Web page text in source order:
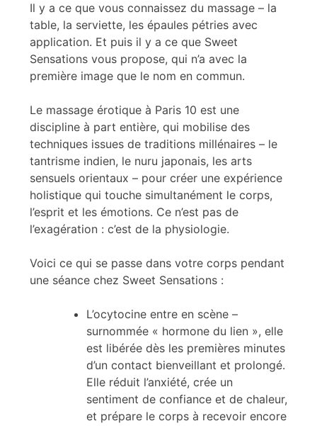
Il y a ce que vous connaissez du massage – la
table, la serviette, les épaules pétries avec
application. Et puis il y a ce que Sweet
Sensations vous propose, qui n’a avec la
première image que le nom en commun.
Le massage érotique à Paris 10 est une
discipline à part entière, qui mobilise des
techniques issues de traditions millénaires – le
tantrisme indien, le nuru japonais, les arts
sensuels orientaux – pour créer une expérience
holistique qui touche simultanément le corps,
l’esprit et les émotions. Ce n’est pas de
l’exagération : c’est de la physiologie.
Voici ce qui se passe dans votre corps pendant
une séance chez Sweet Sensations :
L’ocytocine entre en scène –
surnommée « hormone du lien », elle
est libérée dès les premières minutes
d’un contact bienveillant et prolongé.
Elle réduit l’anxiété, crée un
sentiment de confiance et de chaleur,
et prépare le corps à recevoir encore